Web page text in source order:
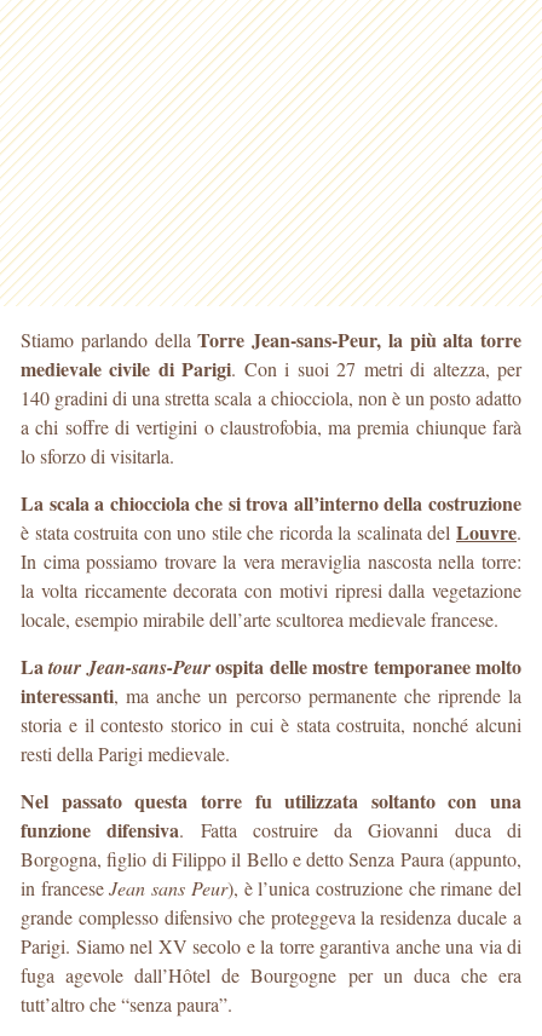
Stiamo parlando dellaTorre Jean-sans-Peur, la più alta torre
medievale civile di Parigi. Con i suoi 27 metri di altezza, per
140 gradini di una stretta scala a chiocciola, non è un posto adatto
a chi soffre di vertigini o claustrofobia, ma premia chiunque farà
lo sforzo di visitarla.
La scala a chiocciola che si trova all’interno della costruzione
è stata costruita con uno stile che ricorda la scalinata del Louvre.
In cima possiamo trovare la vera meraviglia nascosta nella torre:
la volta riccamente decorata con motivi ripresi dalla vegetazione
locale, esempio mirabile dell’arte scultorea medievale francese.
Latour Jean-sans-Peurospita delle mostre temporanee molto
interessanti, ma anche un percorso permanente che riprende la
storia e il contesto storico in cui è stata costruita, nonché alcuni
resti della Parigi medievale.
Nel passato questa torre fu utilizzata soltanto con una
funzione difensiva. Fatta costruire da Giovanni duca di
Borgogna, figlio di Filippo il Bello e detto Senza Paura (appunto,
in franceseJean sans Peur), è l’unica costruzione che rimane del
grande complesso difensivo che proteggeva la residenza ducale a
Parigi. Siamo nel XV secolo e la torre garantiva anche una via di
fuga agevole dall’Hôtel de Bourgogne per un duca che era
tutt’altro che “senza paura”.